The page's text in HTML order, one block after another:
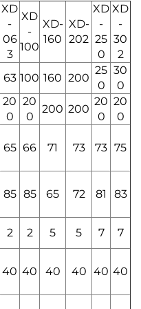
XD
-
06
3
XD
-
100
XD-
160
XD-
202
XD
-
25
0
XD
-
30
2
63 100 160 200
25
0
30
0
20
0
20
0
200 200
20
0
20
0
65 66 71 73 73 75
85 85 65 72 81 83
2 2 5 5 7
7
40 40 40 40 40 40